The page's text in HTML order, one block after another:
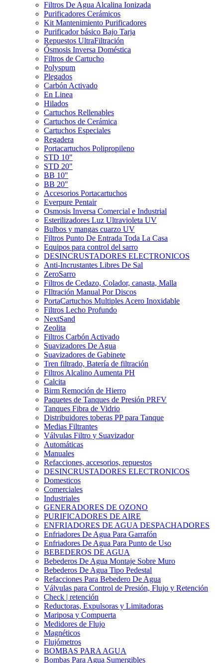
Filtros De Agua Alcalina Ionizada
Purificadores Cerámicos
Kit Mantenimiento Purificadores
Purificador básico Bajo Tarja
Repuestos UltraFiltración
Ósmosis Inversa Doméstica
Filtros de Cartucho
Polyspum
Plegados
Carbón Activado
En Linea
Hilados
Cartuchos Rellenables
Cartuchos de Cerámica
Cartuchos Especiales
Regadera
Portacartuchos Polipropileno
STD 10"
STD 20"
BB 10"
BB 20"
Accesorios Portacartuchos
Everpure Pentair
Osmosis Inversa Comercial e Industrial
Esterilizadores Luz Ultravioleta UV
Bulbos y mangas cuarzo UV
Filtros Punto De Entrada Toda La Casa
Equipos para control del sarro
DESINCRUSTADORES ELECTRONICOS
Anti-Incrustantes Libres De Sal
ZeroSarro
Filtros de Cedazo, Colador, canasta, Malla
FIltración Manual Por Discos
PortaCartuchos Multiples Acero Inoxidable
Filtros Lecho Profundo
NextSand
Zeolita
Filtros Carbón Activado
Suavizadores De Agua
Suavizadores de Gabinete
Tren filtrado, Batería de filtración
Filtros Alcalino Aumenta PH
Calcita
Birm Remoción de Hierro
Paquetes de Tanques de Presión PRFV
Tanques Fibra de Vidrio
Distribuidores toberas PP para Tanque
Medias Filtrantes
Válvulas Filtro y Suavizador
Automáticas
Manuales
Refacciones, accesorios, repuestos
DESINCRUSTADORES ELECTRONICOS
Domesticos
Comerciales
Industriales
GENERADORES DE OZONO
PURIFICADORES DE AIRE
ENFRIADORES DE AGUA DESPACHADORES
Enfriadores De Agua Para Garrafón
Enfriadores De Agua Para Punto de Uso
BEBEDEROS DE AGUA
Bebederos De Agua Montaje Sobre Muro
Bebederos De Agua Tipo Pedestal
Refacciones Para Bebedero De Agua
Válvulas para Control de Presión, Flujo y Retención
Check | retención
Reductoras, Expulsoras y Limitadoras
Mariposa y Compuerta
Medidores de Flujo
Magnéticos
Flujómetros
BOMBAS PARA AGUA
Bombas Para Agua Sumergibles